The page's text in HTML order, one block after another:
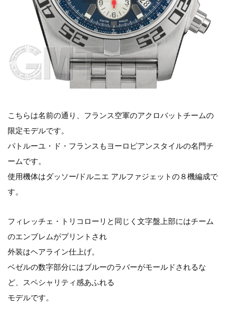
こちらは名前の通り、フランス空軍のアクロバットチームの
限定モデルです。
パトルーユ・ド・フランスもヨーロピアンスタイルの名門チ
ームです。
使用機体はダッソー/ドルニエ アルファジェットの８機編成で
す。
フィレッチェ・トリコローリと同じく文字盤上部にはチーム
のエンブレムがプリントされ
外装はヘアライン仕上げ。
ベゼルの数字部分にはブルーのラバーがモールドされるな
ど、スペシャリティ感あふれる
モデルです。